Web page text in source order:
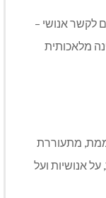
לקשר אנושי –
מלאכותית
מתעוררת
אנושיות ועל